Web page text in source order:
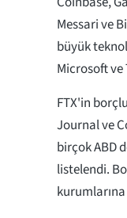
Messari ve
büyük
Microsoft
FTX'in
Journal ve
birçok ABD
listelendi.